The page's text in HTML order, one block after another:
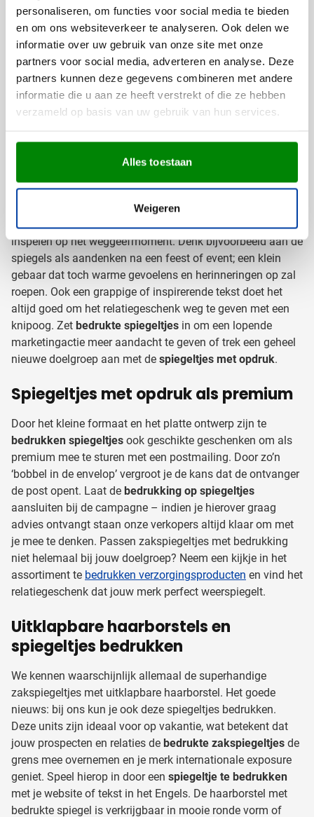
personaliseren, om functies voor social media te bieden
en om ons websiteverkeer te analyseren. Ook delen we
informatie over uw gebruik van onze site met onze
partners voor social media, adverteren en analyse. Deze
partners kunnen deze gegevens combineren met andere
informatie die u aan ze heeft verstrekt of die ze hebben
verzameld op basis van uw gebruik van hun services.
Alles toestaan
Weigeren
bedrijfslogoom ook na afloop van het evenement onder de
aandacht te blijven. Maak het ontvangers extra
gemakkelijk om contact op te nemen door ook adres- en
contactgegevens op de spiegeltjes te printen. Zo geef je als
het ware een visitekaartje af, maar dan wel één waar de
ontvanger wat aan heeft. Telkens wanneer demake-up
spiegel met opdrukwordt gebruikt zal uw organisatie
Fullcolour bedrukte spiegeltjes
Wil je er echt uitspringen? Laat de opdruk dan in full-colour
op de spiegeltjes bedrukken. Zo kun je iedere afbeelding of
foto op spiegelslaten zetten – daarmee kun je handig
inspelen op het weggeefmoment. Denk bijvoorbeeld aan de
spiegels als aandenken na een feest of event; een klein
gebaar dat toch warme gevoelens en herinneringen op zal
roepen. Ook een grappige of inspirerende tekst doet het
altijd goed om het relatiegeschenk weg te geven met een
knipoog. Zet bedrukte spiegeltjes in om een lopende
marketingactie meer aandacht te geven of trek een geheel
nieuwe doelgroep aan met de spiegeltjes met opdruk.
Spiegeltjes met opdruk als premium
Door het kleine formaat en het platte ontwerp zijn te
bedrukken spiegeltjes ook geschikte geschenken om als
premium mee te sturen met een postmailing. Door zo’n
‘bobbel in de envelop’ vergroot je de kans dat de ontvanger
de post opent. Laat de bedrukking op spiegeltjes
aansluiten bij de campagne – indien je hierover graag
advies ontvangt staan onze verkopers altijd klaar om met
je mee te denken. Passen zakspiegeltjes met bedrukking
niet helemaal bij jouw doelgroep? Neem een kijkje in het
assortiment te bedrukken verzorgingsproducten en vind het
relatiegeschenk dat jouw merk perfect weerspiegelt.
Uitklapbare haarborstels en
spiegeltjes bedrukken
We kennen waarschijnlijk allemaal de superhandige
zakspiegeltjes met uitklapbare haarborstel. Het goede
nieuws: bij ons kun je ook deze spiegeltjes bedrukken.
Deze units zijn ideaal voor op vakantie, wat betekent dat
jouw prospecten en relaties de bedrukte zakspiegeltjes de
grens mee overnemen en je merk internationale exposure
geniet. Speel hierop in door een spiegeltje te bedrukken
met je website of tekst in het Engels. De haarborstel met
bedrukte spiegel is verkrijgbaar in mooie ronde vorm of